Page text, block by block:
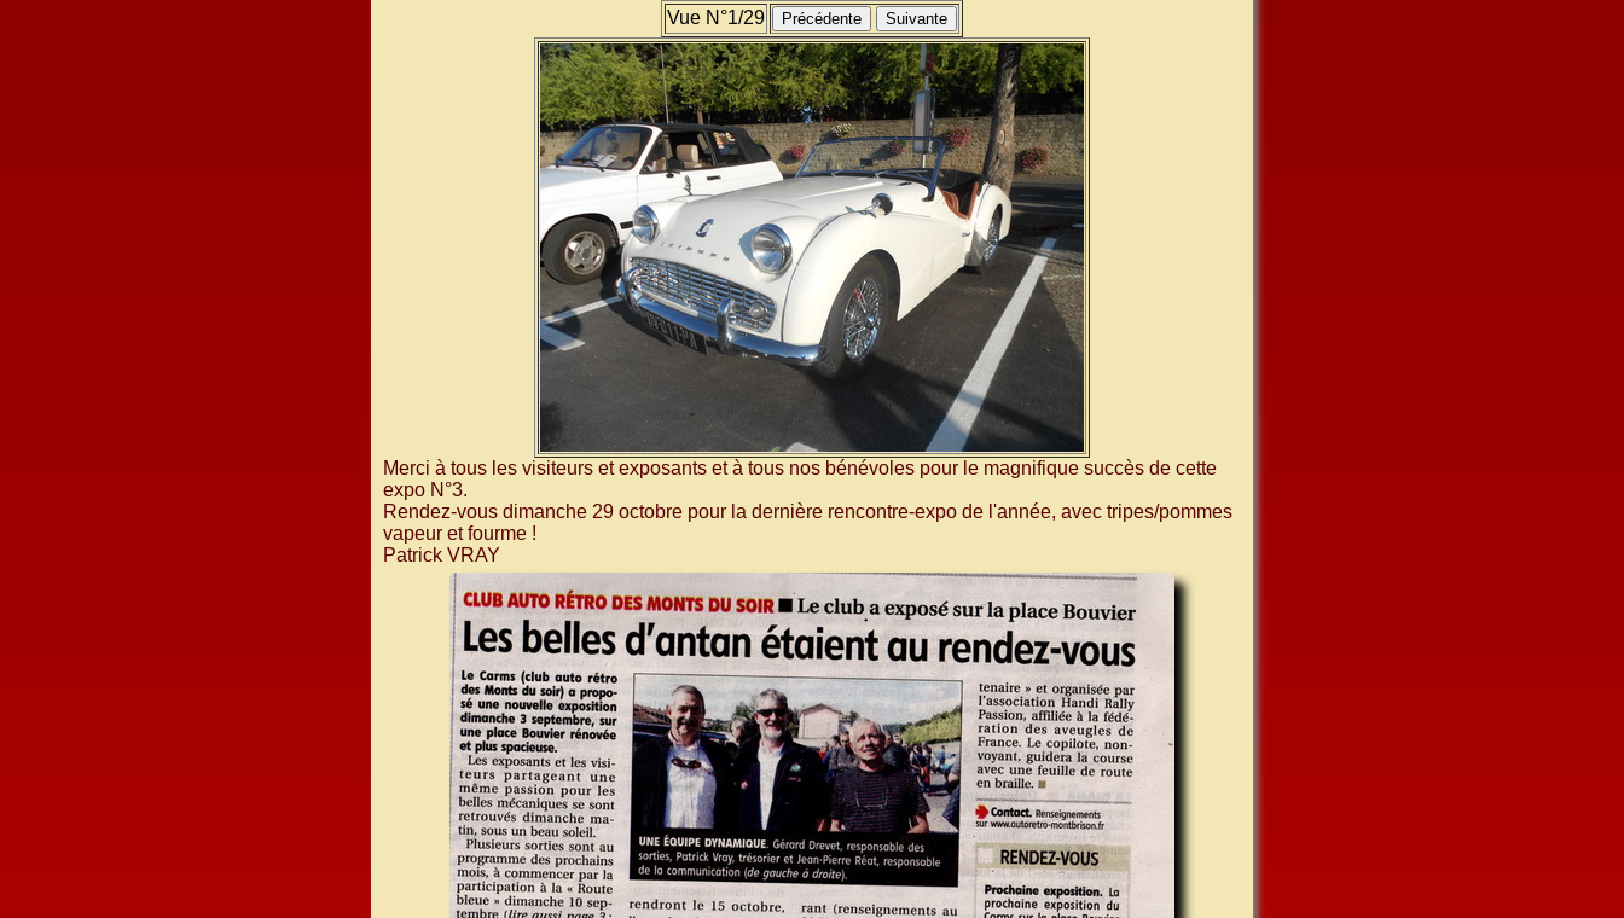
Vue N°1/29
Précédente Suivante
Merci à tous les visiteurs et exposants et à tous nos bénévoles pour le magnifique succès de cette
expo N°3.
Rendez-vous dimanche 29 octobre pour la dernière rencontre-expo de l'année, avec tripes/pommes
vapeur et fourme !
Patrick VRAY